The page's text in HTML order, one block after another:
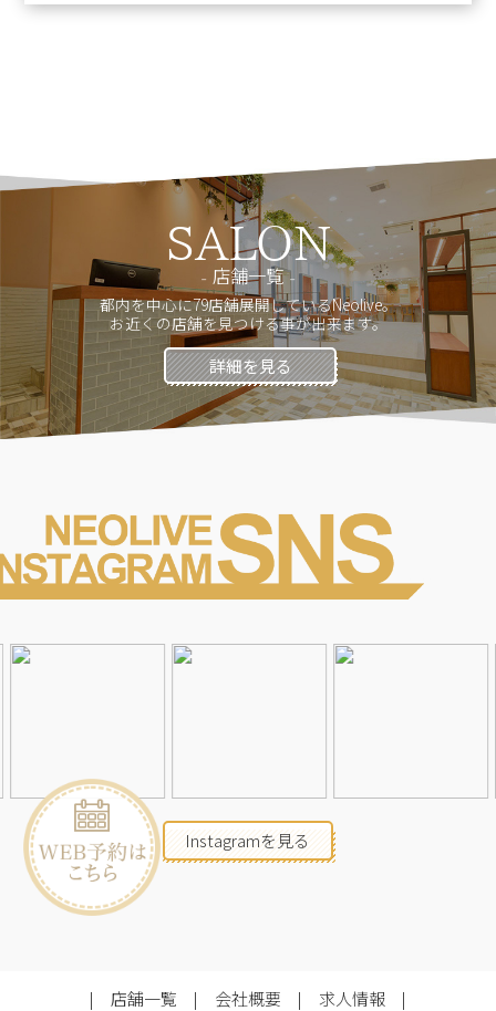
SALON
店舗一覧
都内を中心に79店舗展開しているNeolive。
お近くの店舗を見つける事が出来ます。
詳細を見る
Instagramを見る
店舗一覧 会社概要 求人情報